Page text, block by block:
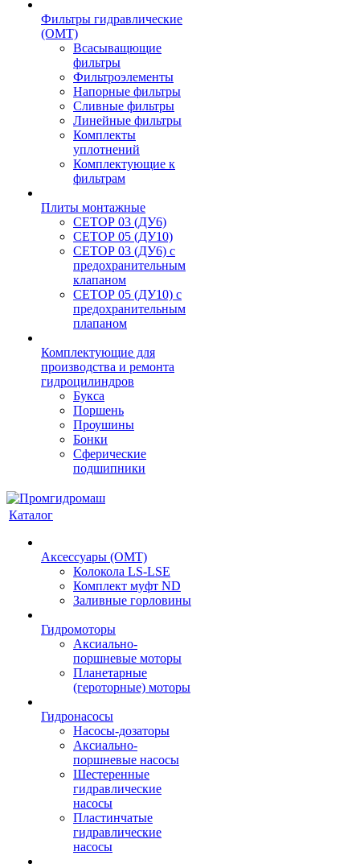
Фильтры гидравлические
(OMT)
Всасыващющие
фильтры
Фильтроэлементы
Напорные фильтры
Сливные фильтры
Линейные фильтры
Комплекты
уплотнений
Комплектующие к
фильтрам
Плиты монтажные
CЕТОР 03 (ДУ6)
CЕТОР 05 (ДУ10)
CЕТОР 03 (ДУ6) с
предохранительным
клапаном
CЕТОР 05 (ДУ10) с
предохранительным
плапаном
Комплектующие для
производства и ремонта
гидроцилиндров
Букса
Поршень
Проушины
Бонки
Сферические
подшипники
Каталог
Аксессуары (OMT)
Колокола LS-LSE
Комплект муфт ND
Заливные горловины
Гидромоторы
Аксиально-
поршневые моторы
Планетарные
(героторные) моторы
Гидронасосы
Насосы-дозаторы
Аксиально-
поршневые насосы
Шестеренные
гидравлические
насосы
Пластинчатые
гидравлические
насосы